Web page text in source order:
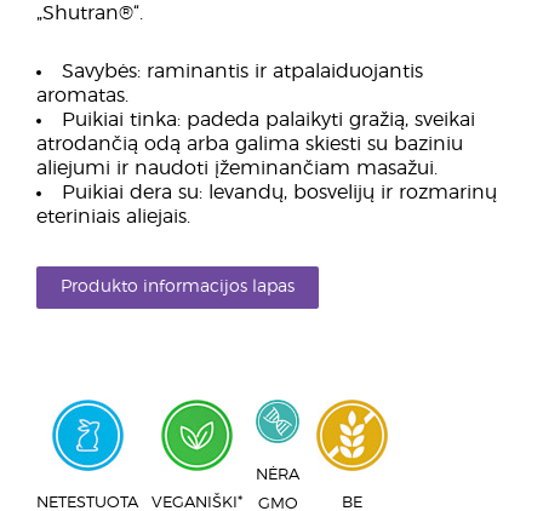
„Shutran®“.
Savybės: raminantis ir atpalaiduojantis
aromatas.
Puikiai tinka: padeda palaikyti gražią, sveikai
atrodančią odą arba galima skiesti su baziniu
aliejumi ir naudoti įžeminančiam masažui.
Puikiai dera su: levandų, bosvelijų ir rozmarinų
eteriniais aliejais.
Produkto informacijos lapas
NETESTUOTA VEGANIŠKI*
NĖRA
GMO
BE